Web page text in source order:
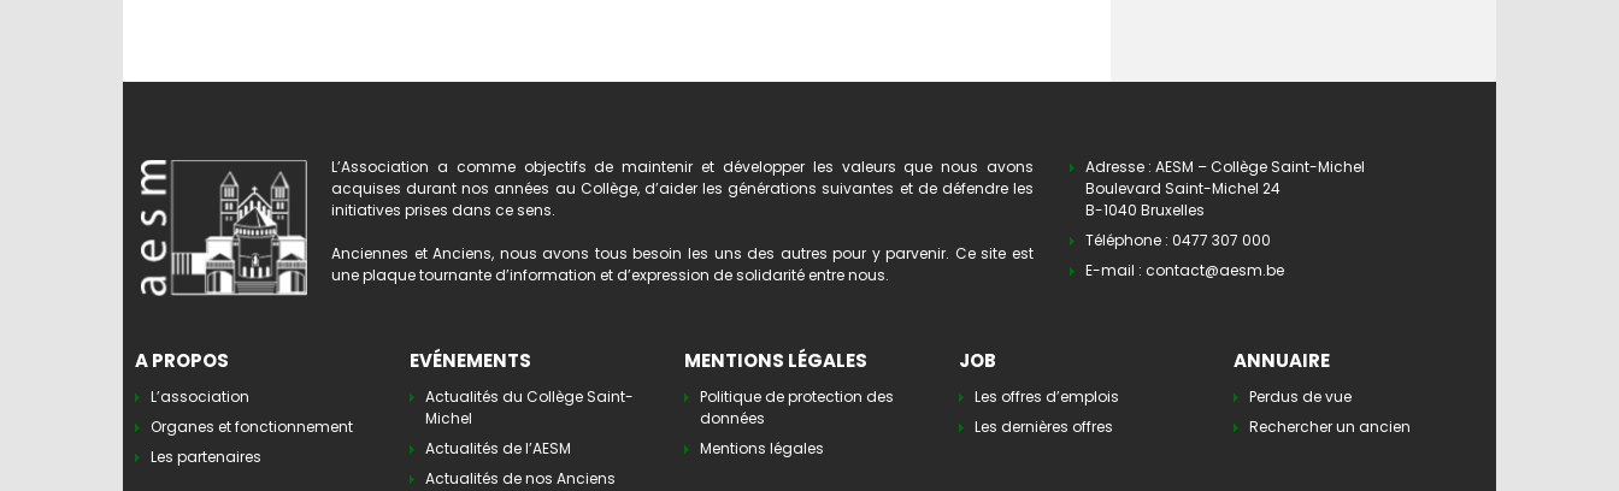
L’Association a comme objectifs de maintenir et développer les valeurs que nous avons
acquises durant nos années au Collège, d’aider les générations suivantes et de défendre les
initiatives prises dans ce sens.
Anciennes et Anciens, nous avons tous besoin les uns des autres pour y parvenir. Ce site est
une plaque tournante d’information et d’expression de solidarité entre nous.
Adresse : AESM – Collège Saint-Michel
Boulevard Saint-Michel 24
B-1040 Bruxelles
Téléphone : 0477 307 000
E-mail : contact@aesm.be
A PROPOS
L’association
Organes et fonctionnement
Les partenaires
EVÉNEMENTS
Actualités du Collège Saint-
Michel
Actualités de l’AESM
Actualités de nos Anciens
MENTIONS LÉGALES
Politique de protection des
données
Mentions légales
JOB
Les offres d’emplois
Les dernières offres
ANNUAIRE
Perdus de vue
Rechercher un ancien